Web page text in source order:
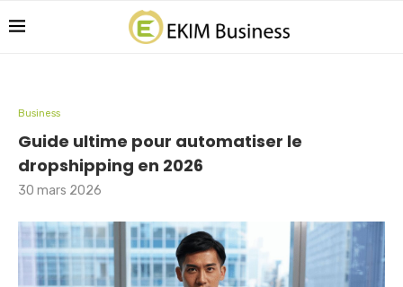
Business
Guide ultime pour automatiser le
dropshipping en 2026
30 mars 2026